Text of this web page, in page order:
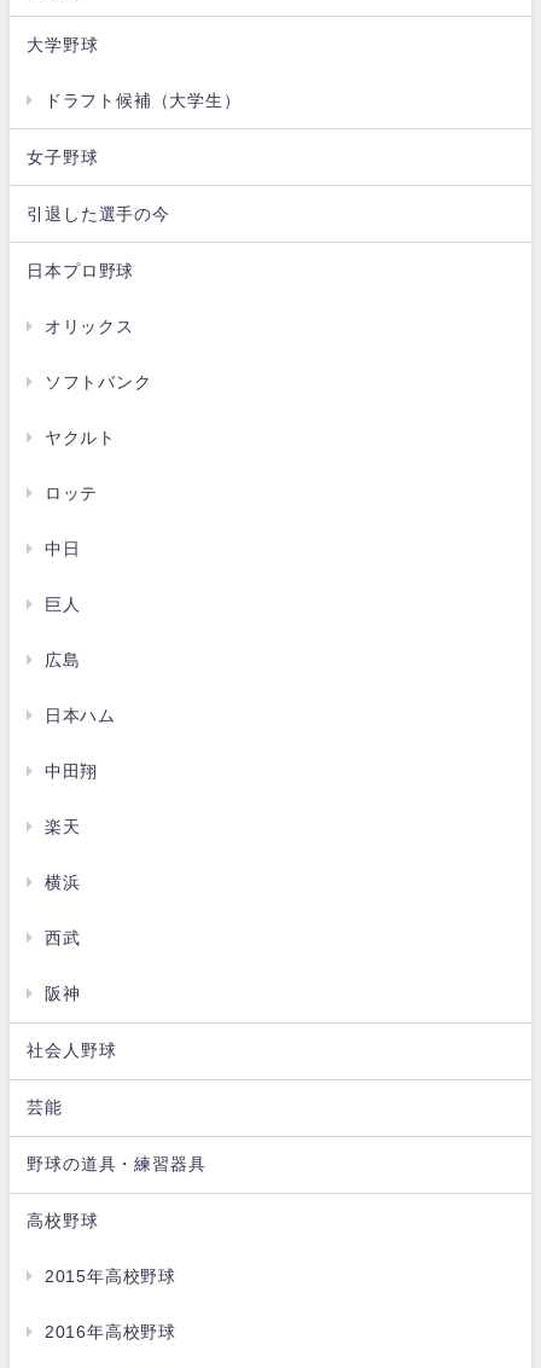
大学野球
ドラフト候補（大学生）
女子野球
引退した選手の今
日本プロ野球
オリックス
ソフトバンク
ヤクルト
ロッテ
中日
巨人
広島
日本ハム
中田翔
楽天
横浜
西武
阪神
社会人野球
芸能
野球の道具・練習器具
高校野球
2015年高校野球
2016年高校野球